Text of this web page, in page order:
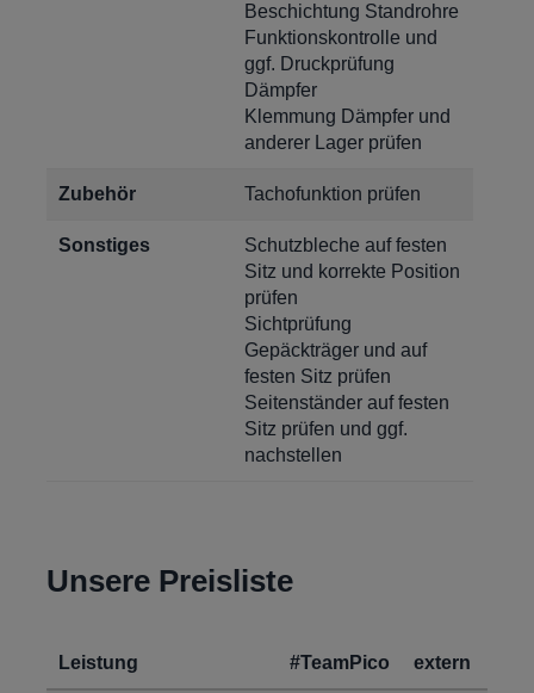
Beschichtung Standrohre
Funktionskontrolle und
ggf. Druckprüfung
Dämpfer
Klemmung Dämpfer und
anderer Lager prüfen
Zubehör Tachofunktion prüfen
Sonstiges
Schutzbleche auf festen
Sitz und korrekte Position
prüfen
Sichtprüfung
Gepäckträger und auf
festen Sitz prüfen
Seitenständer auf festen
Sitz prüfen und ggf.
nachstellen
Unsere Preisliste
Leistung #TeamPico extern